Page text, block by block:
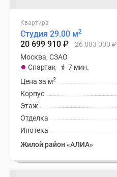
Квартира
Студия 29.00 м2
20 699 910 ₽ 26 883 000₽
Москва, СЗАО
Спартак
7 мин.
Цена за м2
Корпус
Этаж
Отделка
Ипотека
Жилой район «АЛИА»